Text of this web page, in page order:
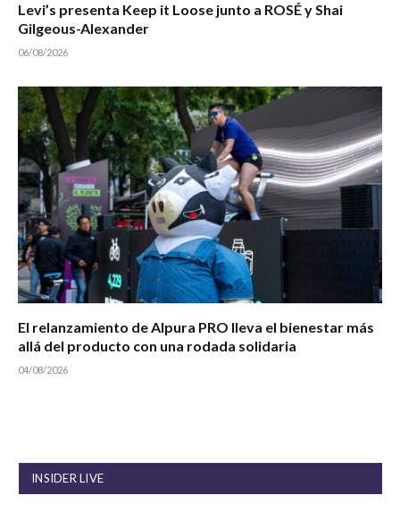
Levi’s presenta Keep it Loose junto a ROSÉ y Shai
Gilgeous-Alexander
06/08/2026
El relanzamiento de Alpura PRO lleva el bienestar más
allá del producto con una rodada solidaria
04/08/2026
INSIDER LIVE